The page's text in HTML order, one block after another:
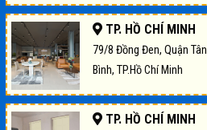
TP. HỒ CHÍ MINH
79/8 Đồng Đen, Quận Tân
Bình, TP.Hồ Chí Minh
TP. HỒ CHÍ MINH